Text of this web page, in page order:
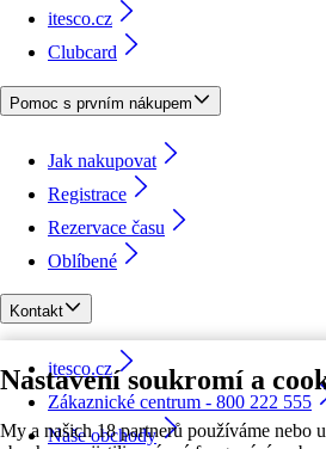
Nastavení soukromí a
My a našich 18 partnerů používáme nebo
itesco.cz
Clubcard
Pomoc s prvním nákupem
Jak nakupovat
Registrace
Rezervace času
Oblíbené
Kontakt
itesco.cz
Zákaznické centrum - 800 222 555
Naše obchody